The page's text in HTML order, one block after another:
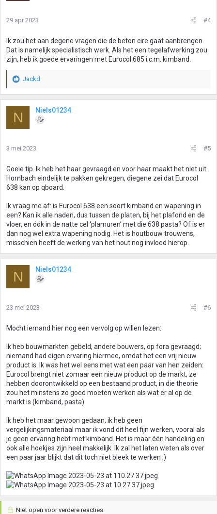
29 apr 2023 #4
Ik zou het aan degene vragen die de beton cire gaat aanbrengen.
Dat is namelijk specialistisch werk. Als het een tegelafwerking zou
zijn, heb ik goede ervaringen met Eurocol 685 i.c.m. kimband.
W
a
n
e
n
:
Jackd
N Niels01234
3 mei 2023 #5
Goeie tip. Ik heb het haar gevraagd en voor haar maakt het niet uit.
Hornbach eindelijk te pakken gekregen, diegene zei dat Eurocol
638 kan op qboard.
Ik vraag me af: is Eurocol 638 een soort kimband en wapening in
een? Kan ik alle naden, dus tussen de platen, bij het plafond en de
vloer, en óók in de natte cel ‘plamuren’ met die 638 pasta? Of is er
dan nog wel extra wapening nodig. Het is houtbouw trouwens,
misschien heeft de werking van het hout nog invloed hierop.
N Niels01234
23 mei 2023 #6
Mocht iemand hier nog een vervolg op willen lezen:
Ik heb bouwmarkten gebeld, andere bouwers, op fora gevraagd;
niemand had eigen ervaring hiermee, omdat het een vrij nieuw
product is. Ik was het wel eens met wat een paar van hen zeiden:
Eurocol brengt niet zomaar een nieuw product op de markt, ze
hebben doorontwikkeld op een bestaand product, in die theorie
zou het minstens zo goed moeten werken als wat er al op de
markt is (kimband, pasta).
Ik heb het maar gewoon gedaan, ik heb geen
vergelijkingsmateriaal maar ik vond dit heel fijn werken, vooral als
je geen ervaring hebt met kimband. Het is maar één handeling en
ook alle hoekjes zijn heel makkelijk. Ik zal het laten weten als over
een paar jaar blijkt dat dit toch niet bleek te werken ;)
Niet open voor verdere reacties.